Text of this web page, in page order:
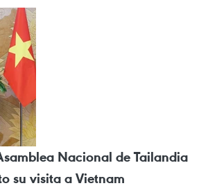
Nacional de Tailandia
su visita a Vietnam